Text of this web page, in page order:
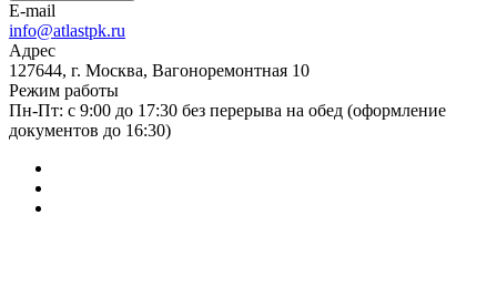
E-mail
info@atlastpk.ru
Адрес
127644, г. Москва, Вагоноремонтная 10
Режим работы
Пн-Пт: с 9:00 до 17:30 без перерыва на обед (оформление
документов до 16:30)